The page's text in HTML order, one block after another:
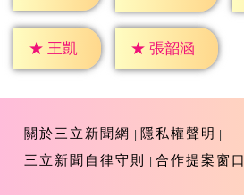
★ 王凱 ★ 張韶涵
關於三立新聞網
隱私權聲明
三立新聞自律守則
合作提案窗口